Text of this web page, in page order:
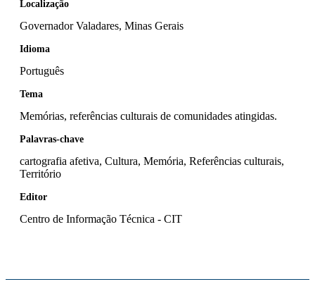
Localização
Governador Valadares, Minas Gerais
Idioma
Português
Tema
Memórias, referências culturais de comunidades atingidas.
Palavras-chave
cartografia afetiva, Cultura, Memória, Referências culturais,
Território
Editor
Centro de Informação Técnica - CIT